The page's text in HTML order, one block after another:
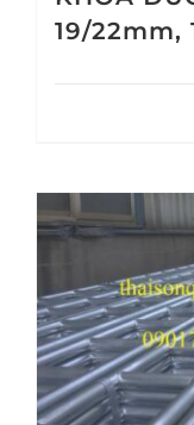
19/22mm,